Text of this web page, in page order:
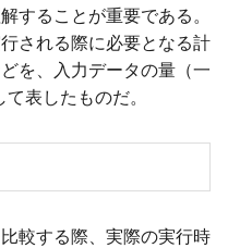
することが重要である。
される際に必要となる計
を、入力データの量（一
表したものだ。
較する際、実際の実行時